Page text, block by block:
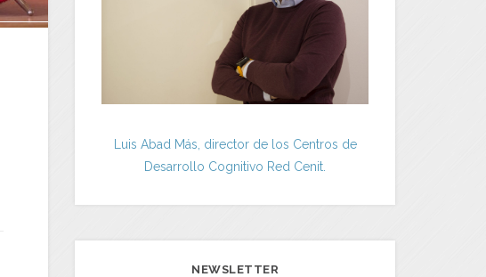
Luis Abad Más, director de los Centros de
Desarrollo Cognitivo Red Cenit.
NEWSLETTER